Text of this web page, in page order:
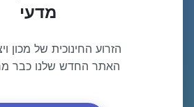
מדעי
הזרוע החינוכית של מכון
האתר החדש שלנו כבר